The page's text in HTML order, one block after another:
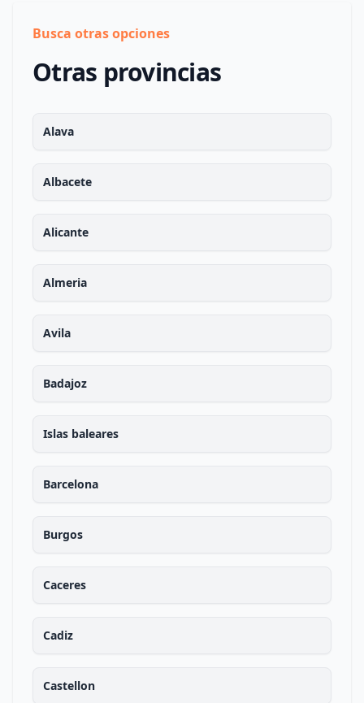
Busca otras opciones
Otras provincias
Alava
Albacete
Alicante
Almeria
Avila
Badajoz
Islas baleares
Barcelona
Burgos
Caceres
Cadiz
Castellon